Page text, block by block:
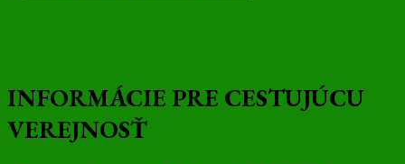
INFORMÁCIE PRE CESTUJÚCU
VEREJNOSŤ